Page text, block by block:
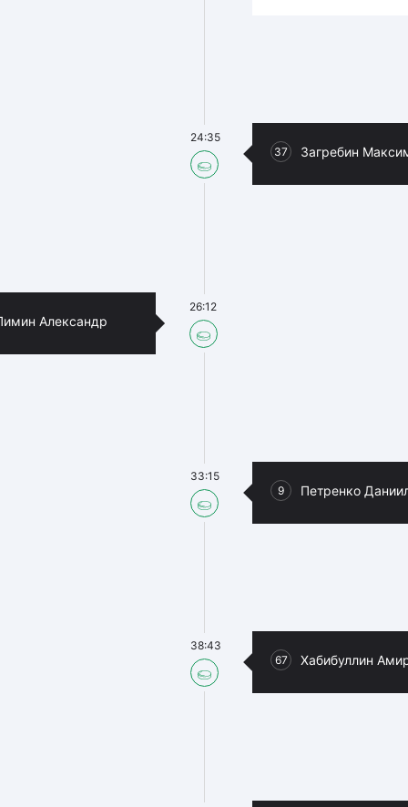
37 Загребин
24:35
Александр
26:12
9 Петренко
33:15
67 Хабибуллин
38:43